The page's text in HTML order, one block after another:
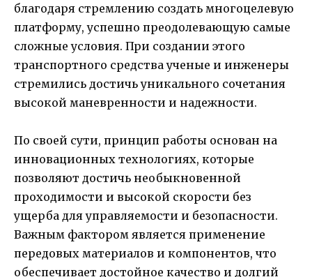
благодаря стремлению создать многоцелевую
платформу, успешно преодолевающую самые
сложные условия. При создании этого
транспортного средства ученые и инженеры
стремились достичь уникального сочетания
высокой маневренности и надежности.
По своей сути, принцип работы основан на
инновационных технологиях, которые
позволяют достичь необыкновенной
проходимости и высокой скорости без
ущерба для управляемости и безопасности.
Важным фактором является применение
передовых материалов и компонентов, что
обеспечивает достойное качество и долгий